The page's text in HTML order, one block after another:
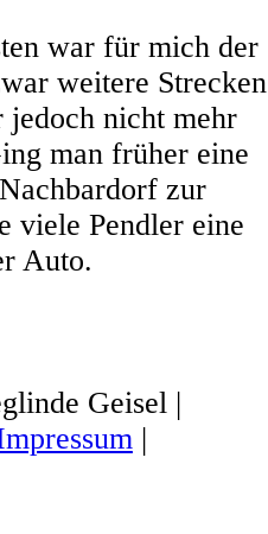
war für mich der
weitere Strecken
nicht mehr
man früher eine
zur
viele Pendler eine
Auto.
Geisel |
|